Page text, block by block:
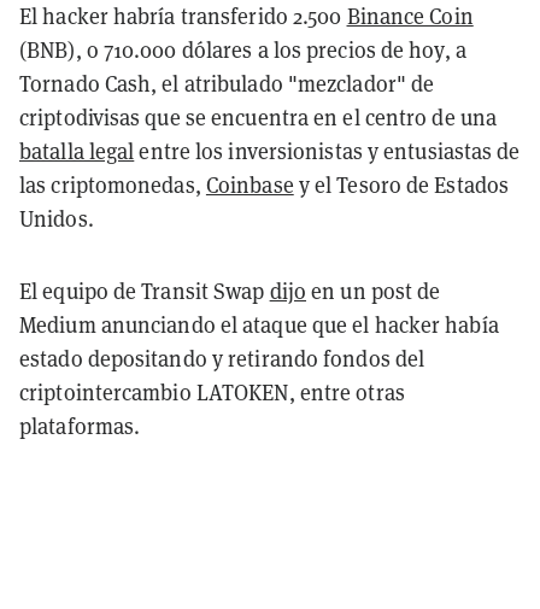
El hacker habría transferido 2.500 Binance Coin
(BNB), o 710.000 dólares a los precios de hoy, a
Tornado Cash, el atribulado "mezclador" de
criptodivisas que se encuentra en el centro de una
batalla legalentre los inversionistas y entusiastas de
las criptomonedas, Coinbase y el Tesoro de Estados
Unidos.
El equipo de Transit Swap dijo en un post de
Medium anunciando el ataque que el hacker había
estado depositando y retirando fondos del
criptointercambio LATOKEN, entre otras
plataformas.